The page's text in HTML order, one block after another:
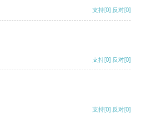
支持[0] 反对[0]
支持[0] 反对[0]
支持[0] 反对[0]